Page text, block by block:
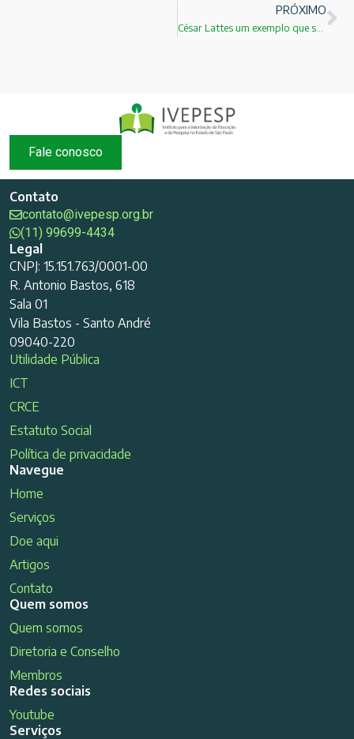
PRÓXIMO
César Lattes um exemplo que sempre procurei seguir!
Fale conosco
Contato
contato@ivepesp.org.br
(11) 99699-4434
Legal
CNPJ: 15.151.763/0001-00
R. Antonio Bastos, 618
Sala 01
Vila Bastos - Santo André
09040-220
Utilidade Pública
ICT
CRCE
Estatuto Social
Política de privacidade
Navegue
Home
Serviços
Doe aqui
Artigos
Contato
Quem somos
Quem somos
Diretoria e Conselho
Membros
Redes sociais
Youtube
Serviços